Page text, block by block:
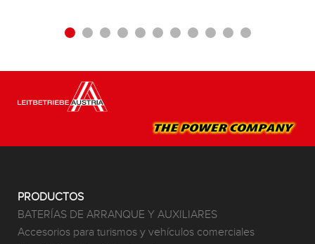
PRODUCTOS
BATERÍAS DE ARRANQUE Y AUXILIARES
Accesorios para turismos y vehículos comerciales